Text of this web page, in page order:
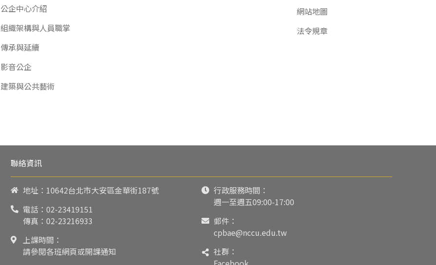
公企中心介紹
組織架構與人員職掌
傳承與延續
影音公企
建築與公共藝術
網站地圖
法令規章
聯絡資訊
地址：10642台北市大安區金華街187號
電話： 02-23419151
傳真：02-23216933
上課時間：
請參閱各班網頁或開課通知
行政服務時間：
週一至週五09:00-17:00
郵件：
cpbae@nccu.edu.tw
社群：